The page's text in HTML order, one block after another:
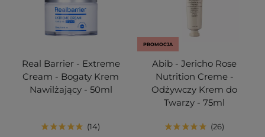
Real Barrier - Extreme
Cream - Bogaty Krem
Nawilżający - 50ml
14
PROMOCJA
Abib - Jericho Rose
Nutrition Creme -
Odżywczy Krem do
Twarzy - 75ml
26